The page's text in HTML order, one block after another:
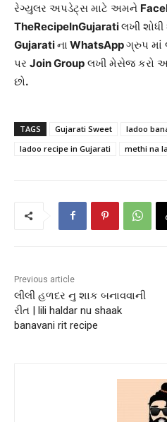
રેગ્યુલર અપડેટ્સ માટે અમને
TheRecipeInGujaratiલખી
Gujaratiના WhatsAppગ્રુપ માં
પર Join Group લખી મેસેજ કરો
છો.
TAGS Gujarati Sweet
ladoo
ladoo recipe in Gujarati
methi na
Previous article
લીલી હળદર નુ શાક બનાવવાની
રીત | lili haldar nu shaak
banavani rit recipe